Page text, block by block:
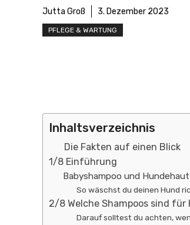
Jutta Groß 3. Dezember 2023
PFLEGE & WARTUNG
Inhaltsverzeichnis
Die Fakten auf einen Blick
1/8 Einführung
Babyshampoo und Hundehaut
So wäschst du deinen Hund
2/8 Welche Shampoos sind für
Darauf solltest du achten,